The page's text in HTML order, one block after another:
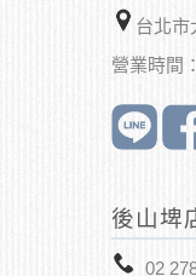
台北市
營業時間
後山埤
02